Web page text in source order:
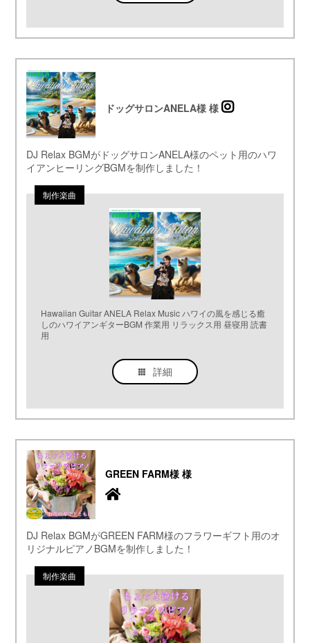
ドッグサロンANELA様 様
DJ Relax BGMがドッグサロンANELA様のペット用のハワ
イアンヒーリングBGMを制作しました！
Hawaiian Guitar ANELA Relax Music ハワイの風を感じる癒
しのハワイアンギターBGM 作業用 リラックス用 昼寝用 読書
用
詳細
GREEN FARM様 様
DJ Relax BGMがGREEN FARM様のフラワーギフト用のオ
リジナルピアノBGMを制作しました！